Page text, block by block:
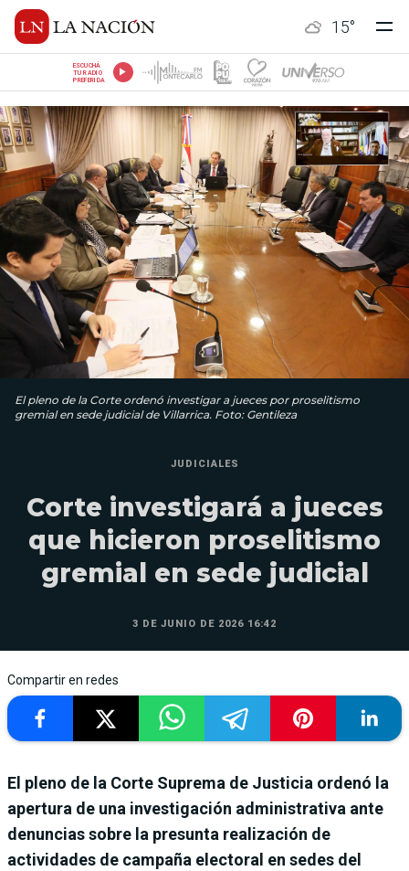
15°
ESCUCHÁ
TU RADIO
PREFERIDA
El pleno de la Corte ordenó investigar a jueces por proselitismo
gremial en sede judicial de Villarrica. Foto: Gentileza
JUDICIALES
Corte investigará a jueces
que hicieron proselitismo
gremial en sede judicial
3 DE JUNIO DE 2026 16:42
Compartir en redes
El pleno de la Corte Suprema de Justicia ordenó la
apertura de una investigación administrativa ante
denuncias sobre la presunta realización de
actividades de campaña electoral en sedes del